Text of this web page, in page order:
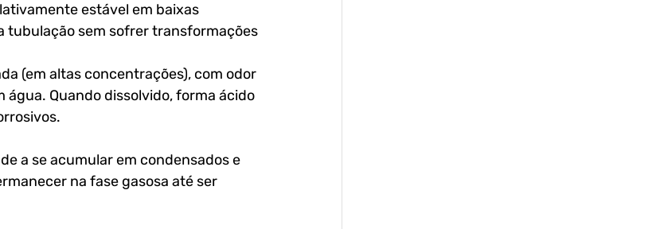
estável em baixas
tubulação sem sofrer transformações
(em altas concentrações), com odor
Quando dissolvido, forma ácido
a se acumular em condensados e
na fase gasosa até ser